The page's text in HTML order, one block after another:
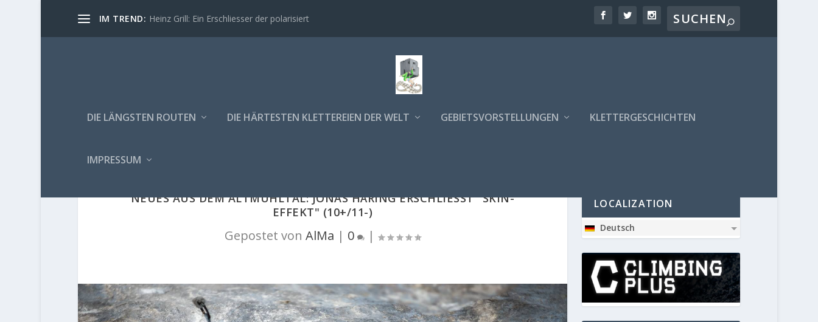
IM TREND: Heinz Grill: Ein Erschliesser der polarisiert
DIE LÄNGSTEN ROUTEN DIE HÄRTESTEN KLETTEREIEN DER WELT GEBIETSVORSTELLUNGEN KLETTERGESCHICHTEN
IMPRESSUM
NEUES AUS DEM ALTMÜHLTAL: JONAS HÄRING ERSCHLIESST "SKIN-E
FFEKT" (10+/11-)
Gepostet von AlMa | 0 |
LOCALIZATION
Deutsch